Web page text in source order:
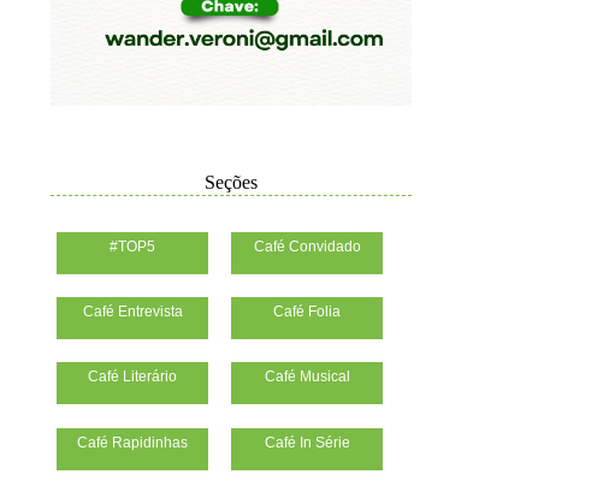
Seções
#TOP5 Café Convidado
Café Entrevista Café Folia
Café Literário Café Musical
Café Rapidinhas Café In Série